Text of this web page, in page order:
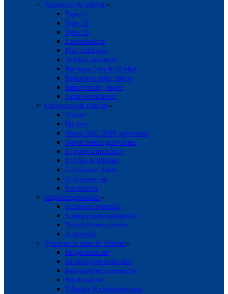
Radiatorer & tilbehør
Type 11
Type 22
Type 33
Lavkonvektor
Plan radiatorer
Vertikal radiatorer
Bæringer, ben & tilbehør
Radiatorventiler, følere
Returventiler, følere
Varmeventilatorer
Gulvvarme & tilbehør
Shunte
Danfoss
Wavin AHC 9000 gulvvarme
Wavin Sentio gulvvarme
El gulvvarmemåtter
Fittings & tilbehør
Gulvvarme plader
Gulvvarme rør
Fordelerrør
Reguleringsventiler
Temperaturventiler
Strengreguleringsventiler
Trykdifferens ventiler
Automatik
Fjernvarme units & tilbehør
Brugsvandsunit
Direktefjernvarmeunits
Indirektefjernvarmeunits
Bundmoduler
Tilbehør & cirkulationssæt